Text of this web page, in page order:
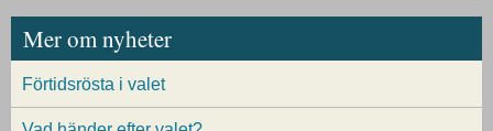
Mer om nyheter
Förtidsrösta i valet